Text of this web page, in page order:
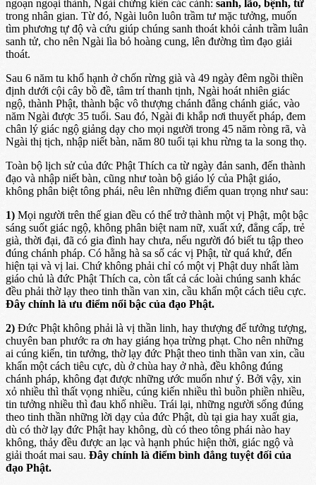
ngoạn ngoại thành, Ngài chứng kiến các cảnh: sanh, lão, bệnh, tử
trong nhân gian. Từ đó, Ngài luôn luôn trầm tư mặc tưởng, muốn
tìm phương tự độ và cứu giúp chúng sanh thoát khỏi cảnh trầm luân
sanh tử, cho nên Ngài lìa bỏ hoàng cung, lên đường tìm đạo giải
thoát.
Sau 6 năm tu khổ hạnh ở chốn rừng già và 49 ngày đêm ngồi thiền
định dưới cội cây bồ đề, tâm trí thanh tịnh, Ngài hoát nhiên giác
ngộ, thành Phật, thành bậc vô thượng chánh đẳng chánh giác, vào
năm Ngài được 35 tuổi. Sau đó, Ngài đi khắp nơi thuyết pháp, đem
chân lý giác ngộ giảng dạy cho mọi người trong 45 năm ròng rã, và
Ngài thị tịch, nhập niết bàn, năm 80 tuổi tại khu rừng ta la song thọ.
Toàn bộ lịch sử của đức Phật Thích ca từ ngày đản sanh, đến thành
đạo và nhập niết bàn, cũng như toàn bộ giáo lý của Phật giáo,
không phân biệt tông phái, nêu lên những điểm quan trọng như sau:
1) Mọi người trên thế gian đều có thể trở thành một vị Phật, một bậc
sáng suốt giác ngộ, không phân biệt nam nữ, xuất xứ, đẳng cấp, trẻ
già, thời đại, đã có gia đình hay chưa, nếu người đó biết tu tập theo
đúng chánh pháp. Có hằng hà sa số các vị Phật, từ quá khứ, đến
hiện tại và vị lai. Chứ không phải chỉ có một vị Phật duy nhất làm
giáo chủ là đức Phật Thích ca, còn tất cả các loài chúng sanh khác
đều phải thờ lạy theo tinh thần van xin, cầu khẩn một cách tiêu cực.
Ðây chính là ưu điểm nổi bậc của đạo Phật.
2) Ðức Phật không phải là vị thần linh, hay thượng đế tưởng tượng,
chuyên ban phước ra ơn hay giáng họa trừng phạt. Cho nên những
ai cúng kiến, tin tưởng, thờ lạy đức Phật theo tinh thần van xin, cầu
khẩn một cách tiêu cực, dù ở chùa hay ở nhà, đều không đúng
chánh pháp, không đạt được những ước muốn như ý. Bởi vậy, xin
xỏ nhiều thì thất vọng nhiều, cúng kiến nhiều thì buồn phiền nhiều,
tin tưởng nhiều thì đau khổ nhiều. Trái lại, những người sống đúng
theo tinh thần những lời dạy của đức Phật, dù tại gia hay xuất gia,
dù có thờ lạy đức Phật hay không, dù có theo tông phái nào hay
không, thảy đều được an lạc và hạnh phúc hiện thời, giác ngộ và
giải thoát mai sau. Ðây chính là điểm bình đẳng tuyệt đối của
đạo Phật.